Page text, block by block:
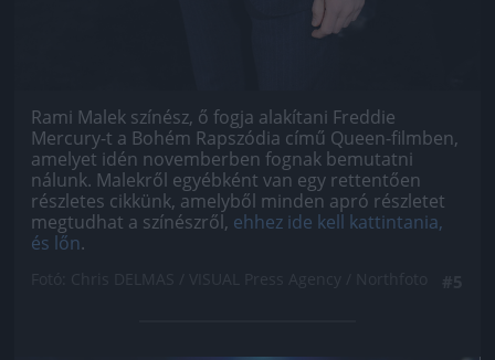
Rami Malek színész, ő fogja alakítani Freddie
Mercury-t a Bohém Rapszódia című Queen-filmben,
amelyet idén novemberben fognak bemutatni
nálunk. Malekről egyébként van egy rettentően
részletes cikkünk, amelyből minden apró részletet
megtudhat a színészről, ehhez ide kell kattintania,
és lőn.